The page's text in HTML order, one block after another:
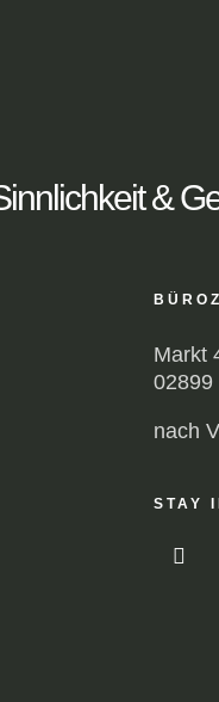
&
Markt
02899
nach
STAY